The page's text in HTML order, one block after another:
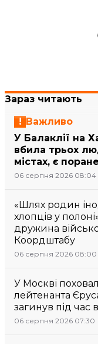
Зараз читають
Важливо
У Балаклії на
вбила трьох
містах, є
06 серпня 2026 08:04
«Шлях родин
хлопців у
дружина
Коордштабу
06 серпня 2026 08:00
У Москві
лейтенанта
загинув під час
06 серпня 2026 07:30